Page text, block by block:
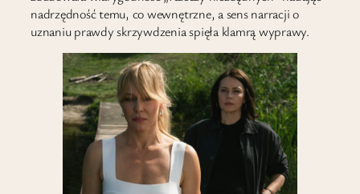
nadrzędność temu, co wewnętrzne, a sens narracji o
uznaniu prawdy skrzywdzenia spięła klamrą wyprawy.